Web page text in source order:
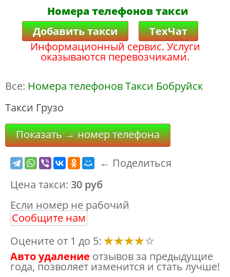
Номера телефонов такси
Добавить такси
ТехЧат
Информационный сервис. Услуги
оказываются перевозчиками.
Все: Номера телефонов Такси Бобруйск
Такси Грузо
Показать → номер телефона
← Поделиться
Цена такси: 30 руб
Если номер не рабочий
Сообщите нам
Оцените от 1 до 5:
Авто удаление отзывов за предыдущие
года, позволяет изменится и стать лучше!